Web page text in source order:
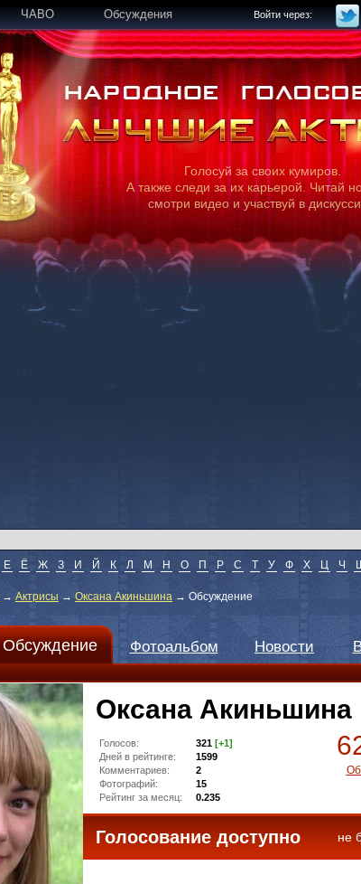
ЧАВО Обсуждения Войти через:
Голосуй за своих кумиров.
А также следи за их карьерой. Читай
смотри видео и участвуй в
Е Ё Ж З И Й К Л М Н О П Р С Т У Ф Х Ц Ч
→ Актрисы → Оксана Акиньшина → Обсуждение
Обсуждение Фотоальбом Новости
Оксана Акиньшина
Голосов: 321 [+1]
Дней в рейтинге:
1599
Комментариев:
2
Фотографий:
15
Рейтинг за месяц:
0.235
Голосование доступно не